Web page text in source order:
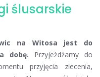
ślusarskie
na Witosa jest do
dobę. Przyjeżdżamy do
przyjęcia zlecenia,